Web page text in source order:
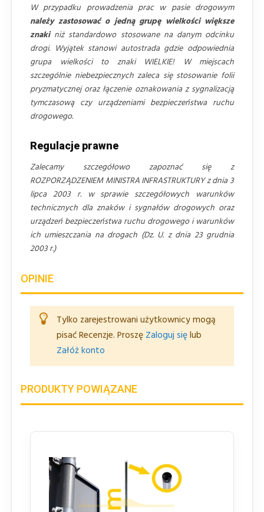
W przypadku prowadzenia prac w pasie drogowym
należy zastosować o jedną grupę wielkości większe
znakiniż standardowo stosowane na danym odcinku
drogi. Wyjątek stanowi autostrada gdzie odpowiednia
grupa wielkości to znaki WIELKIE! W miejscach
szczególnie niebezpiecznych zaleca się stosowanie folii
pryzmatycznej oraz łączenie oznakowania z sygnalizacją
tymczasową czy urządzeniami bezpieczeństwa ruchu
drogowego.
Regulacje prawne
Zalecamy szczegółowo zapoznać się z
ROZPORZĄDZENIEM MINISTRA INFRASTRUKTURY z dnia 3
lipca 2003 r. w sprawie szczegółowych warunków
technicznych dla znaków i sygnałów drogowych oraz
urządzeń bezpieczeństwa ruchu drogowego i warunków
ich umieszczania na drogach (Dz. U. z dnia 23 grudnia
2003 r.)
OPINIE
Tylko zarejestrowani użytkownicy mogą
pisać Recenzje. Proszę Zaloguj sięlub
Załóż konto
PRODUKTY POWIĄZANE